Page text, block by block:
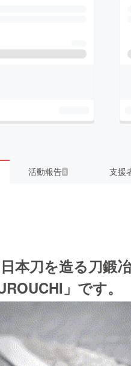
活動報告8 支援
本刀を造る刀鍛
」です。